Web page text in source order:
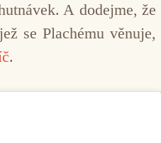
A dodejme, že
se Plachému věnuje,
.